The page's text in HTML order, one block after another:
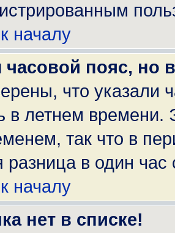
началу
часовой пояс, но
что указали
в летнем времени.
так что в
разница в один
началу
нет в списке!